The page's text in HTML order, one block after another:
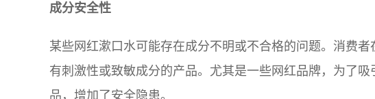
成分安全性
某些网红漱口水可能存在成分不明或不合格的问题。消费
有刺激性或致敏成分的产品。尤其是一些网红品牌，为了
品，增加了安全隐患。